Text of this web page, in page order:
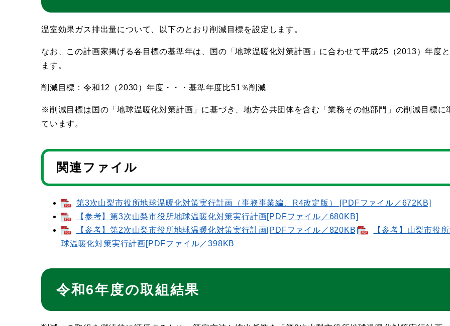
温室効果ガス排出量について、以下のとおり削減目標を設定します。
なお、この計画家掲げる各目標の基準年は、国の「地球温暖化対策計画」に合わせて平成25（2013）年度
ます。
削減目標：令和12（2030）年度・・・基準年度比51％削減
※削減目標は国の「地球温暖化対策計画」に基づき、地方公共団体を含む「業務その他部門」の削減目標に
ています。
関連ファイル
第3次山梨市役所地球温暖化対策実行計画（事務事業編、R4改定版） [PDFファイル／672KB]
【参考】第3次山梨市役所地球温暖化対策実行計画[PDFファイル／680KB]
【参考】第2次山梨市役所地球温暖化対策実行計画[PDFファイル／820KB]
【参考】山梨市役
球温暖化対策実行計画[PDFファイル／398KB
令和6年度の取組結果